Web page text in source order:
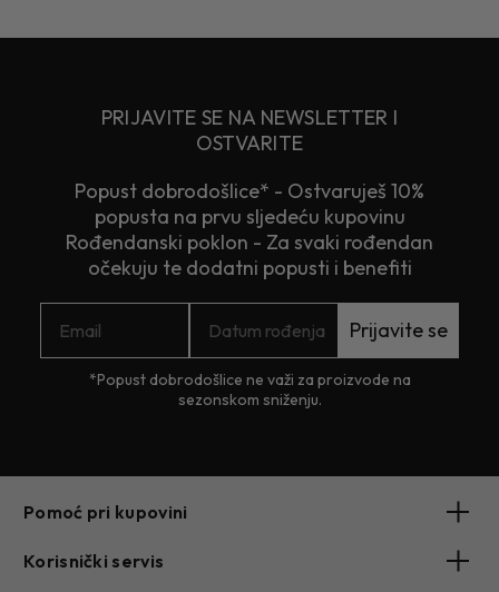
PRIJAVITE SE NA NEWSLETTER I
OSTVARITE
Popust dobrodošlice* - Ostvaruješ 10%
popusta na prvu sljedeću kupovinu
Rođendanski poklon - Za svaki rođendan
očekuju te dodatni popusti i benefiti
Prijavite se
*Popust dobrodošlice ne važi za proizvode na
sezonskom sniženju.
Pomoć pri kupovini
Korisnički servis